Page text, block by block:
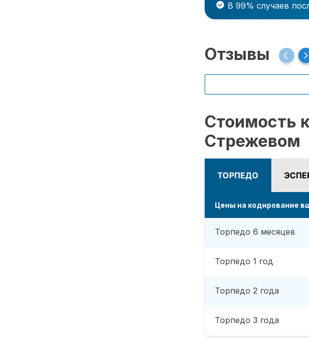
В 99% случаев
Отзывы
Стоимость
Стрежевом
ТОРПЕДО
Цены на кодирование
Торпедо 6 месяцев
Торпедо 1 год
Торпедо 2 года
Торпедо 3 года